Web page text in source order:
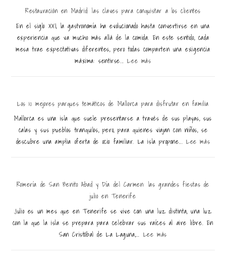
Restauración en Madrid: las claves para conquistar a los clientes
En el siglo XXI, la gastronomía ha evolucionado hasta convertirse en una
experiencia que va mucho más allá de la comida. En este sentido, cada
mesa trae expectativas diferentes, pero todas comparten una exigencia
máxima: sentirse...Lee más
Los 10 mejores parques temáticos de Mallorca para disfrutar en familia
Mallorca es una isla que suele presentarse a través de sus playas, sus
calas y sus pueblos tranquilos, pero, para quienes viajan con niños, se
descubre una amplia oferta de ocio familiar. La isla propone...Lee más
Romería de San Benito Abad y Día del Carmen: las grandes fiestas de
julio en Tenerife
Julio es un mes que en Tenerife se vive con una luz distinta, una luz
con la que la isla se prepara para celebrar sus raíces al aire libre. En
San Cristóbal de La Laguna,... Lee más